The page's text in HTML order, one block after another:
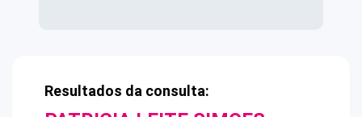
Resultados da consulta: